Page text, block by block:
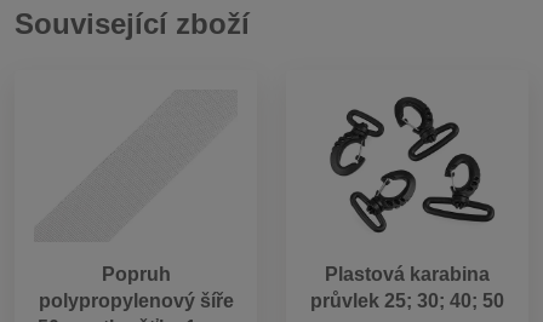
Související zboží
Popruh
polypropylenový šíře
Plastová karabina
průvlek 25; 30; 40; 50